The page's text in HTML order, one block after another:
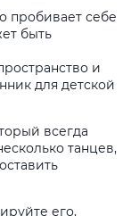
пробивает себе
быть
и
для детской
всегда
танцев,
его,